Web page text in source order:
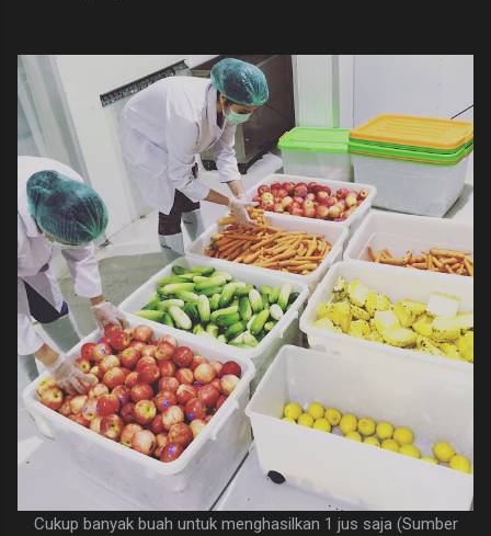
Cukup banyak buah untuk menghasilkan 1 jus saja (Sumber